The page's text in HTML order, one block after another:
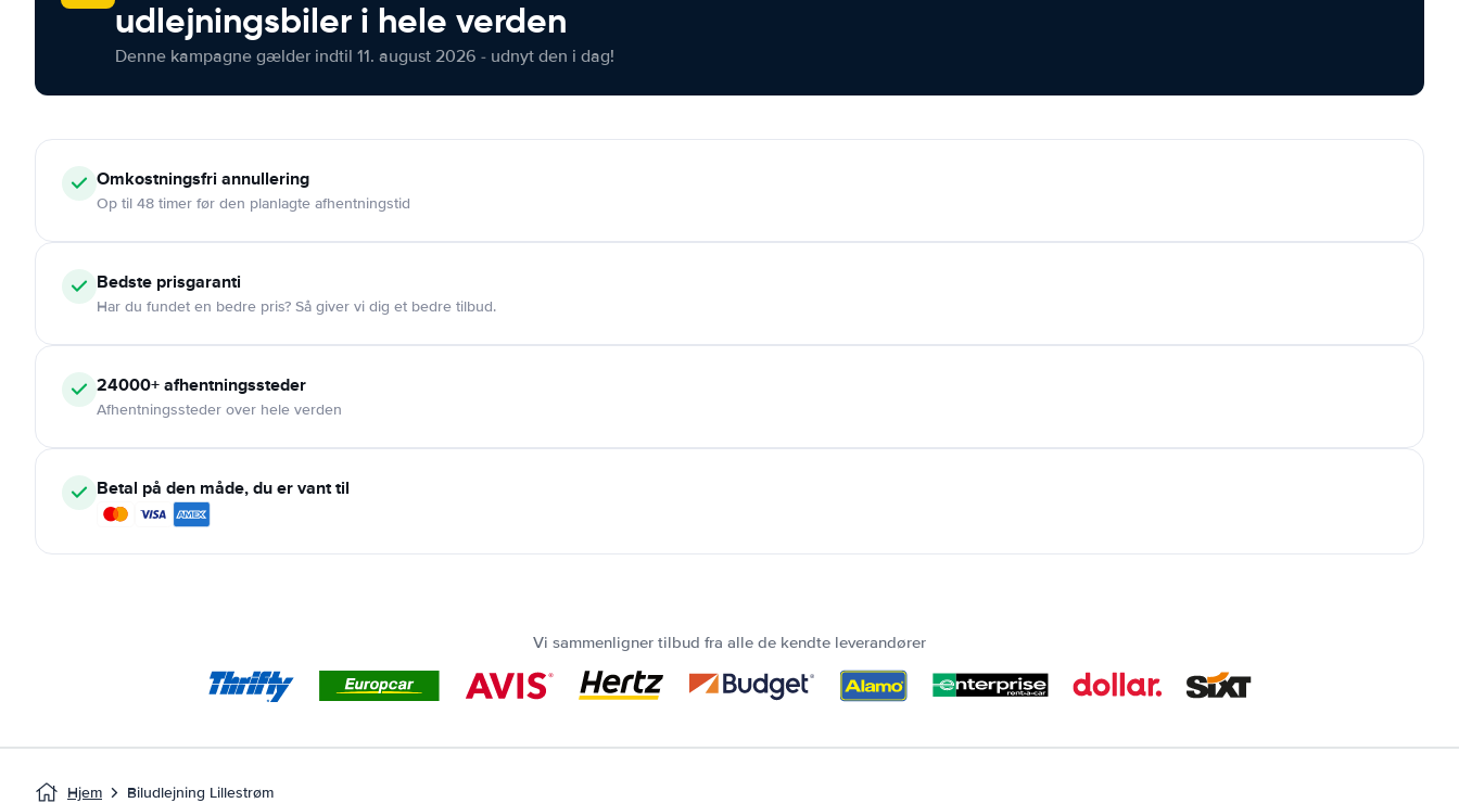
udlejningsbiler i hele verden
Denne kampagne gælder indtil 11. august 2026 - udnyt den i dag!
Omkostningsfri annullering
Op til 48 timer før den planlagte afhentningstid
Bedste prisgaranti
Har du fundet en bedre pris? Så giver vi dig et bedre tilbud.
24000+afhentningssteder
Afhentningssteder over hele verden
Betal på den måde, du er vant til
Vi sammenligner tilbud fra alle de kendte leverandører
Hjem Biludlejning Lillestrøm